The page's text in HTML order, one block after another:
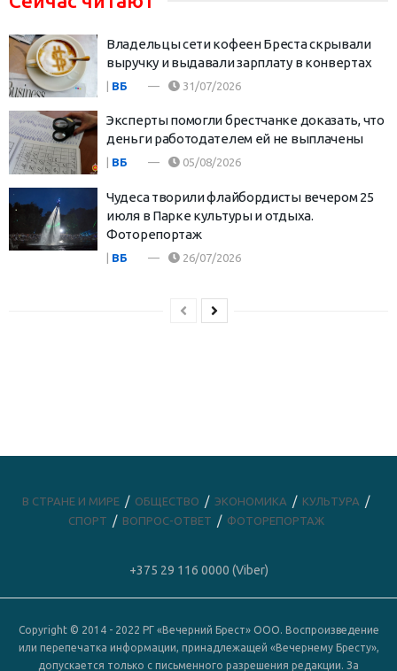
Владельцы сети кофеен Бреста скрывали
выручку и выдавали зарплату в конвертах
| ВБ 31/07/2026
Эксперты помогли брестчанке доказать, что
деньги работодателем ей не выплачены
ВБ 05/08/2026
Чудеса творили флайбордисты вечером 25
июля в Парке культуры и отдыха.
Фоторепортаж
| ВБ 26/07/2026
В СТРАНЕ И МИРЕ ОБЩЕСТВО ЭКОНОМИКА
КУЛЬТУРА
СПОРТ
ВОПРОС-ОТВЕТ ФОТОРЕПОРТАЖ
+375 29 116 0000 (Viber)
Copyright © 2014 - 2022 РГ «Вечерний Брест» ООО. Воспроизведение
или перепечатка информации, принадлежащей «Вечернему Бресту»,
допускается только с письменного разрешения редакции. За